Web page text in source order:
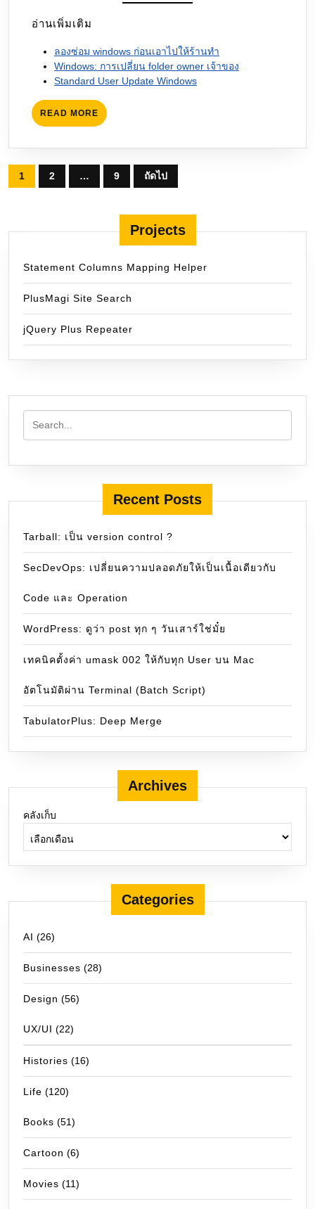
อ่านเพิ่มเติม
ลองซ่อม windows ก่อนเอาไปให้ร้านทำ
Windows: การเปลี่ยน folder owner เจ้าของ
Standard User Update Windows
READ MORE READ
MORE
Posts
pagination
1 2 … 9 ถัดไป
Projects
Statement Columns Mapping Helper
PlusMagi Site Search
jQuery Plus Repeater
Recent Posts
Tarball: เป็น version control ?
SecDevOps: เปลี่ยนความปลอดภัยให้เป็นเนื้อเดียวกับ
Code และ Operation
WordPress: ดูว่า post ทุก ๆ วันเสาร์ใช่มั๋ย
เทคนิคตั้งค่า umask 002 ให้กับทุก User บน Mac
อัตโนมัติผ่าน Terminal (Batch Script)
TabulatorPlus: Deep Merge
Archives
คลังเก็บ
Categories
AI (26)
Businesses (28)
Design (56)
UX/UI (22)
Histories (16)
Life (120)
Books (51)
Cartoon (6)
Movies (11)